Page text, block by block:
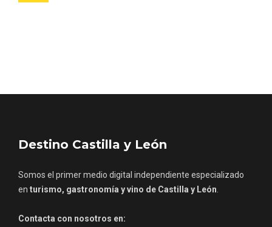
Destino Castilla y León
Somos el primer medio digital independiente especializado
en turismo, gastronomía y vino de Castilla y León
Contacta con nosotros en: